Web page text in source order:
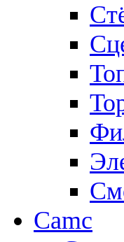
Camc